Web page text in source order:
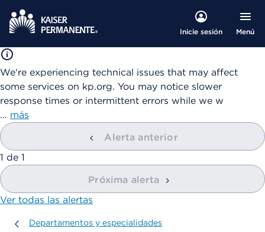
Inicie sesión Menú
We're experiencing technical issues that may affect
some services on kp.org. You may notice slower
response times or intermittent errors while we w
… más
Alerta anterior
mostrando
1 de 1
Próxima alerta
Ver todas las alertas
Departamentos y especialidades
Departamentos y especialidades